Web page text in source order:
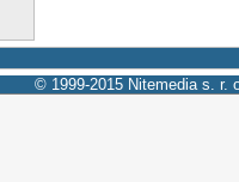
© 1999-2015 Nitemedia s. r.